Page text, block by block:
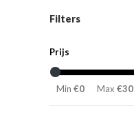
Filters
Prijs
Min €0 Max €30